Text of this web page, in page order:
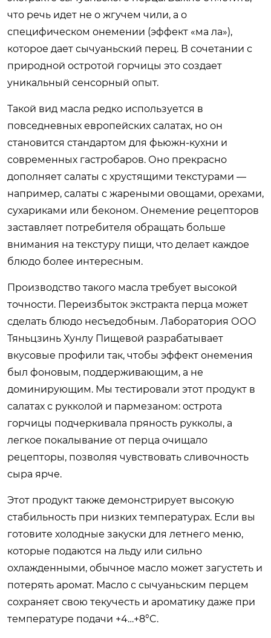
что речь идет не о жгучем чили, а о
специфическом онемении (эффект «ма ла»),
которое дает сычуаньский перец. В сочетании с
природной остротой горчицы это создает
уникальный сенсорный опыт.
Такой вид масла редко используется в
повседневных европейских салатах, но он
становится стандартом для фьюжн-кухни и
современных гастробаров. Оно прекрасно
дополняет салаты с хрустящими текстурами —
например, салаты с жареными овощами, орехами,
сухариками или беконом. Онемение рецепторов
заставляет потребителя обращать больше
внимания на текстуру пищи, что делает каждое
блюдо более интересным.
Производство такого масла требует высокой
точности. Переизбыток экстракта перца может
сделать блюдо несъедобным. Лаборатория ООО
Тяньцзинь Хунлу Пищевой разрабатывает
вкусовые профили так, чтобы эффект онемения
был фоновым, поддерживающим, а не
доминирующим. Мы тестировали этот продукт в
салатах с рукколой и пармезаном: острота
горчицы подчеркивала пряность рукколы, а
легкое покалывание от перца очищало
рецепторы, позволяя чувствовать сливочность
сыра ярче.
Этот продукт также демонстрирует высокую
стабильность при низких температурах. Если вы
готовите холодные закуски для летнего меню,
которые подаются на льду или сильно
охлажденными, обычное масло может загустеть и
потерять аромат. Масло с сычуаньским перцем
сохраняет свою текучесть и ароматику даже при
температуре подачи +4…+8°C.